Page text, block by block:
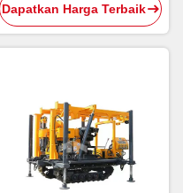
Borehole
Dapatkan Harga Terbaik